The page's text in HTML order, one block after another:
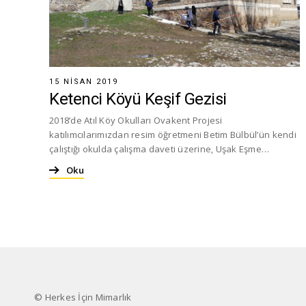
15 NISAN 2019
Ketenci Köyü Keşif Gezisi
2018’de Atıl Köy Okulları Ovakent Projesi
katılımcılarımızdan resim öğretmeni Betim Bülbül’ün kendi
çalıştığı okulda çalışma daveti üzerine, Uşak Eşme…
Oku
© Herkes İçin Mimarlık